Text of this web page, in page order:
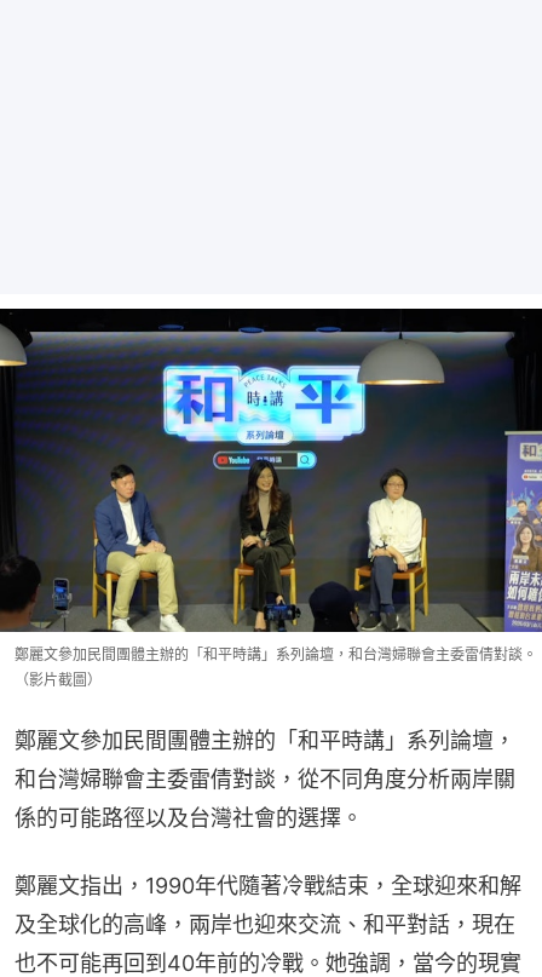
鄭麗文參加民間團體主辦的「和平時講」系列論壇，和台灣婦聯會主委雷倩對談。
（影片截圖）
鄭麗文參加民間團體主辦的「和平時講」系列論壇，
和台灣婦聯會主委雷倩對談，從不同角度分析兩岸關
係的可能路徑以及台灣社會的選擇。
鄭麗文指出，1990年代隨著冷戰結束，全球迎來和解
及全球化的高峰，兩岸也迎來交流、和平對話，現在
也不可能再回到40年前的冷戰。她強調，當今的現實